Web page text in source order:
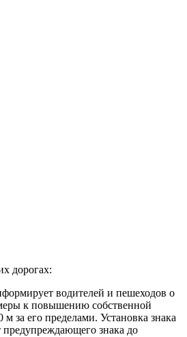
дорогах:
водителей и пешеходов о
к повышению собственной
за его пределами. Установка знака
предупреждающего знака до